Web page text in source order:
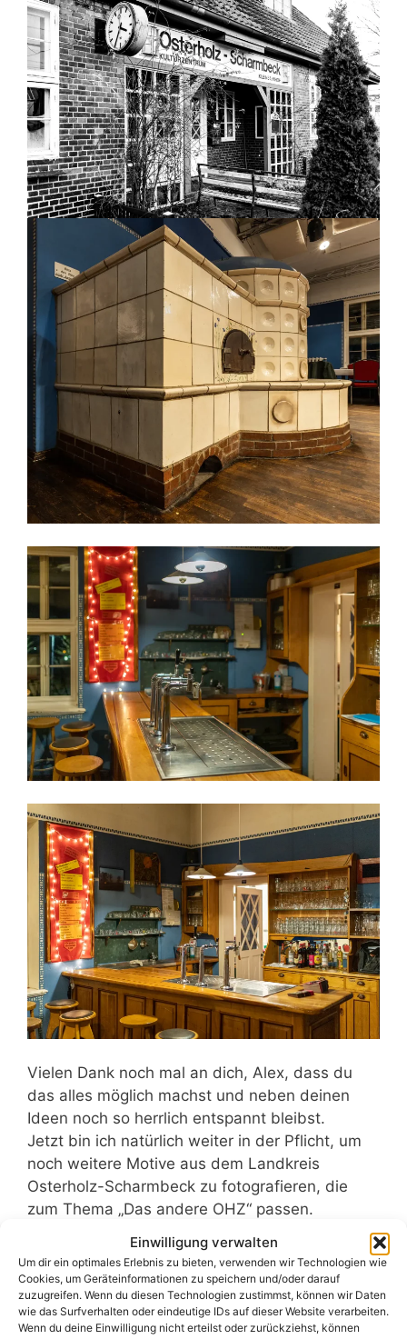
Einwilligung verwalten
Um dir ein optimales Erlebnis zu bieten, verwenden wir Technologien wie
Cookies, um Geräteinformationen zu speichern und/oder darauf
zuzugreifen. Wenn du diesen Technologien zustimmst, können wir Daten
wie das Surfverhalten oder eindeutige IDs auf dieser Website verarbeiten.
Wenn du deine Einwilligung nicht erteilst oder zurückziehst, können
Vielen Dank noch mal an dich, Alex, dass du
das alles möglich machst und neben deinen
Ideen noch so herrlich entspannt bleibst.
Jetzt bin ich natürlich weiter in der Pflicht, um
noch weitere Motive aus dem Landkreis
Osterholz-Scharmbeck zu fotografieren, die
zum Thema „Das andere OHZ“ passen.
es eigentlich zu der Idee gekommen ist, hören
möchte, dem sei unser Podcast „Die Fotolinsen“
ans Herz gelegt. Die Folge „Sabbel nicht! Dat
Geit!“, in derHolger Dankelmannund ich, wie